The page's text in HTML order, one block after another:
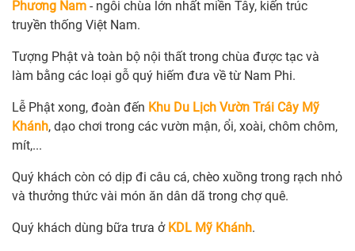
Phương Nam - ngôi chùa lớn nhất miền Tây, kiến trúc
truyền thống Việt Nam.
Tượng Phật và toàn bộ nội thất trong chùa được tạc và
làm bằng các loại gỗ quý hiếm đưa về từ Nam Phi.
Lễ Phật xong, đoàn đến Khu Du Lịch Vườn Trái Cây Mỹ
Khánh, dạo chơi trong các vườn mận, ổi, xoài, chôm chôm,
mít,...
Quý khách còn có dịp đi câu cá, chèo xuồng trong rạch nhỏ
và thưởng thức vài món ăn dân dã trong chợ quê.
Quý khách dùng bữa trưa ở KDL Mỹ Khánh.